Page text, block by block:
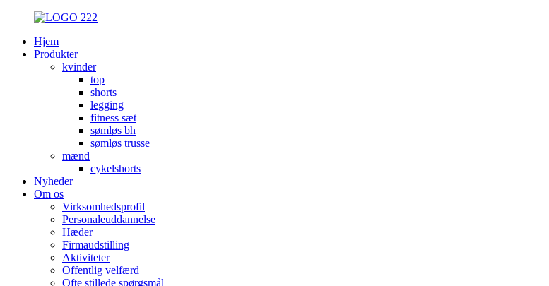
Hjem
Produkter
kvinder
top
shorts
legging
fitness sæt
sømløs bh
sømløs trusse
mænd
cykelshorts
Nyheder
Om os
Virksomhedsprofil
Personaleuddannelse
Hæder
Firmaudstilling
Aktiviteter
Offentlig velfærd
Ofte stillede spørgsmål